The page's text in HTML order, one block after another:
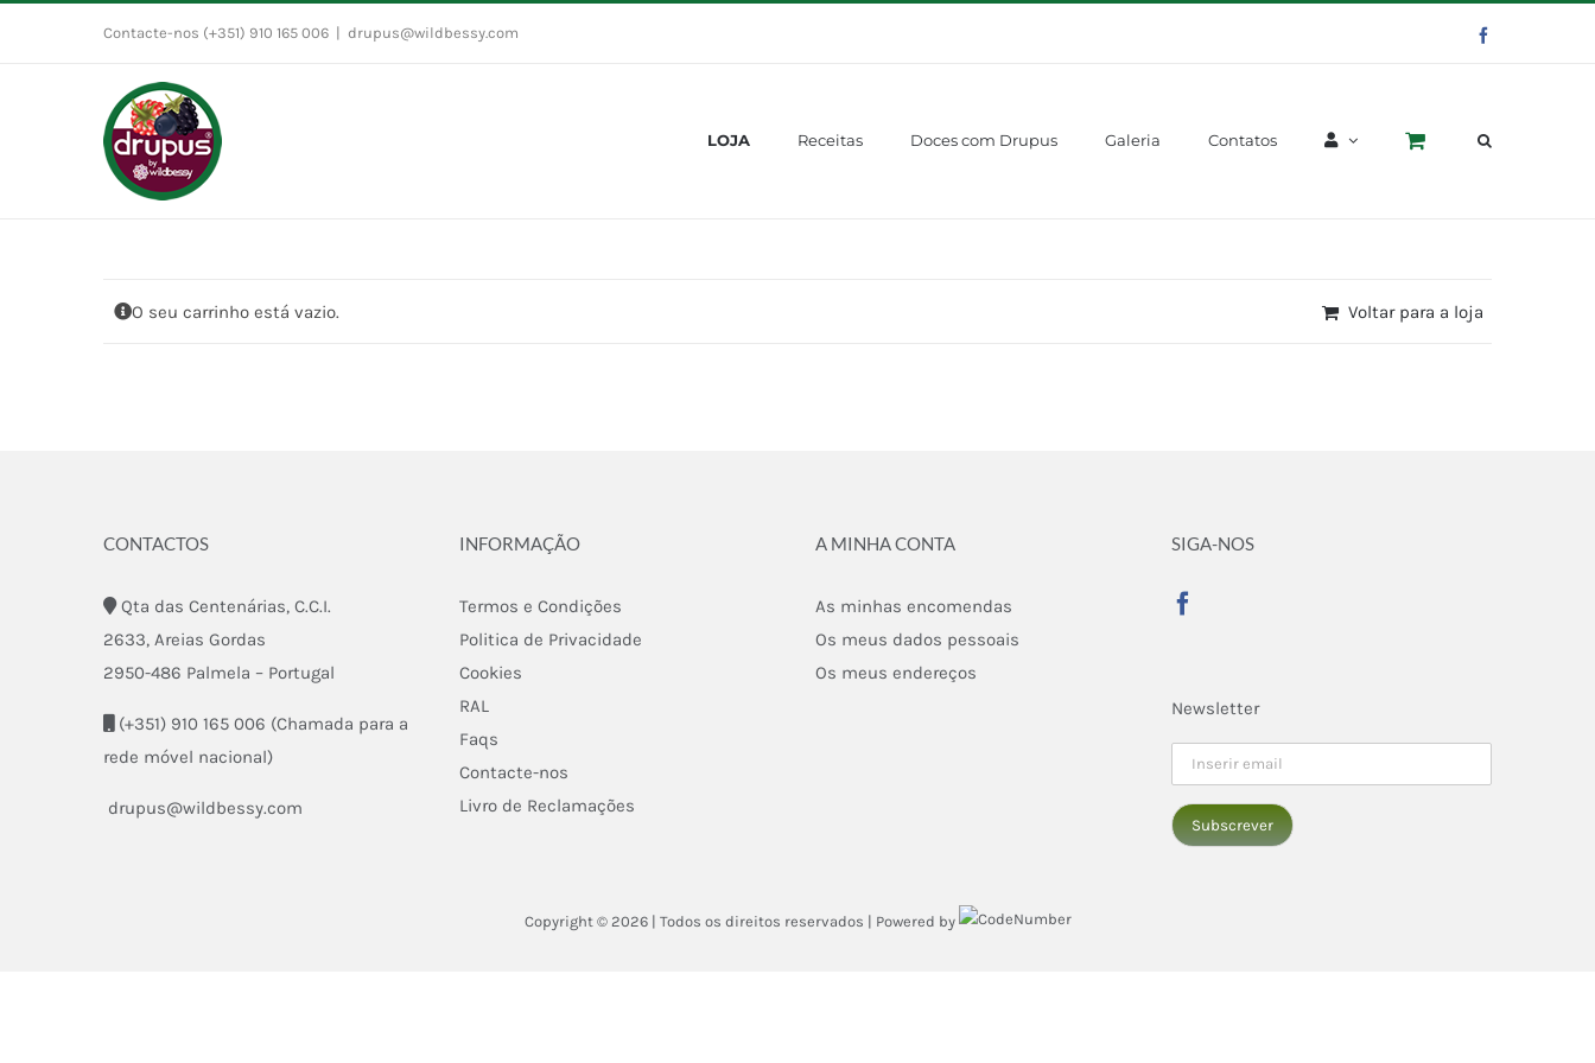
Contacte-nos (+351) 910 165 006 drupus@wildbessy.com
LOJA Receitas Doces com Drupus Galeria Contatos
O seu carrinho está vazio. Voltar para a loja
CONTACTOS
Qta das Centenárias, C.C.I.
2633, Areias Gordas
2950-486 Palmela – Portugal
(+351) 910 165 006 (Chamada para a
rede móvel nacional)
drupus@wildbessy.com
INFORMAÇÃO
Termos e Condições
Politica de Privacidade
Cookies
RAL
Faqs
Contacte-nos
Livro de Reclamações
A MINHA CONTA
As minhas encomendas
Os meus dados pessoais
Os meus endereços
SIGA-NOS
Newsletter
Copyright © 2026 | Todos os direitos reservados | Powered by